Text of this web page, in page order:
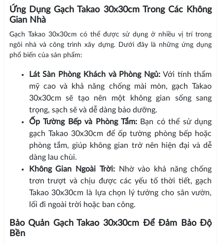
Ứng Dụng Gạch Takao 30x30cm Trong Các Không
Gian Nhà
Gạch Takao 30x30cm có thể được sử dụng ở nhiều vị trí trong
ngôi nhà và công trình xây dựng. Dưới đây là những ứng dụng
phổ biến của sản phẩm:
Lát Sàn Phòng Khách và Phòng Ngủ: Với tính thẩm
mỹ cao và khả năng chống mài mòn, gạch Takao
30x30cm sẽ tạo nên một không gian sống sang
trọng, sạch sẽ và dễ dàng bảo dưỡng.
Ốp Tường Bếp và Phòng Tắm: Bạn có thể sử dụng
gạch Takao 30x30cm để ốp tường phòng bếp hoặc
phòng tắm, giúp không gian trở nên hiện đại và dễ
dàng lau chùi.
Không Gian Ngoài Trời:Nhờ vào khả năng chống
trơn trượt và chịu được các yếu tố thời tiết, gạch
Takao 30x30cm là lựa chọn lý tưởng cho sân vườn,
lối đi ngoài trời hoặc ban công.
Bảo Quản Gạch Takao 30x30cm Để Đảm Bảo Độ
Bền